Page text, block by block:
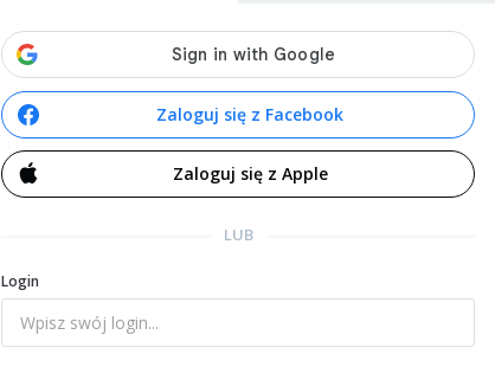
Zaloguj się z Facebook
Zaloguj się z Apple
LUB
Login